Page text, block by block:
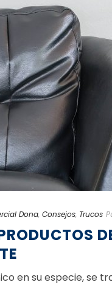
Dona, Consejos, Trucos
en su especie, se